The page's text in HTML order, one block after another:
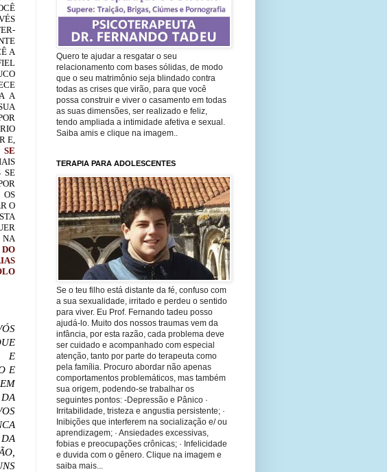
A
A
E,
SE
SE
OS
O
NA
E
E
Quero te ajudar a resgatar o seu
relacionamento com bases sólidas, de modo
que o seu matrimônio seja blindado contra
todas as crises que virão, para que você
possa construir e viver o casamento em todas
as suas dimensões, ser realizado e feliz,
tendo ampliada a intimidade afetiva e sexual.
Saiba amis e clique na imagem..
TERAPIA PARA ADOLESCENTES
Se o teu filho está distante da fé, confuso com
a sua sexualidade, irritado e perdeu o sentido
para viver. Eu Prof. Fernando tadeu posso
ajudá-lo. Muito dos nossos traumas vem da
infância, por esta razão, cada problema deve
ser cuidado e acompanhado com especial
atenção, tanto por parte do terapeuta como
pela família. Procuro abordar não apenas
comportamentos problemáticos, mas também
sua origem, podendo-se trabalhar os
seguintes pontos: -Depressão e Pânico ·
Irritabilidade, tristeza e angustia persistente; ·
Inibições que interferem na socialização e/ ou
aprendizagem; · Ansiedades excessivas,
fobias e preocupações crônicas; · Infelicidade
e duvida com o gênero. Clique na imagem e
saiba mais...